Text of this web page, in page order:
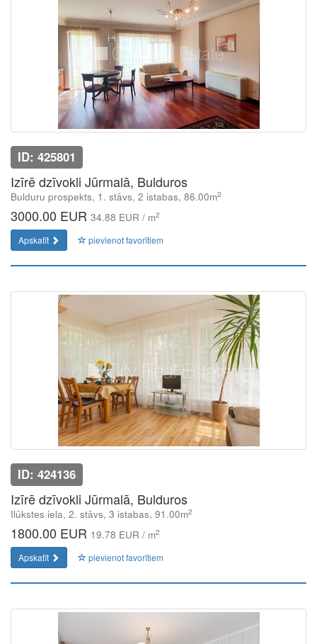
ID: 425801
Izīrē dzīvokli Jūrmalā, Bulduros
Bulduru prospekts, 1. stāvs, 2 istabas, 86.00m2
3000.00 EUR 34.88 EUR / m2
Apskatīt pievienot favorītiem
ID: 424136
Izīrē dzīvokli Jūrmalā, Bulduros
Ilūkstes iela, 2. stāvs, 3 istabas, 91.00m2
1800.00 EUR 19.78 EUR / m2
Apskatīt pievienot favorītiem